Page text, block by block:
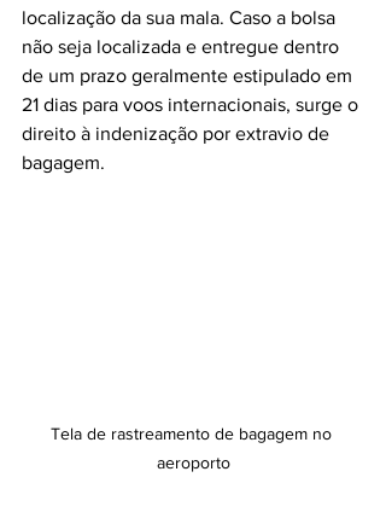
localização da sua mala. Caso a bolsa
não seja localizada e entregue dentro
de um prazo geralmente estipulado em
21 dias para voos internacionais, surge o
direito à indenização por extravio de
bagagem.
Tela de rastreamento de bagagem no
aeroporto